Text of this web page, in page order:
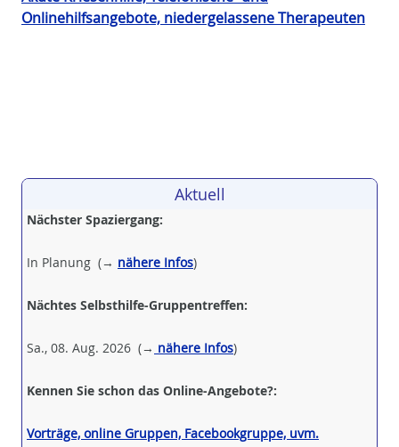
Onlinehilfsangebote, niedergelassene Therapeuten
Aktuell
Nächster Spaziergang:
In Planung (→ nähere Infos)
Nächtes Selbsthilfe-Gruppentreffen:
Sa., 08. Aug. 2026 (→ nähere Infos)
Kennen Sie schon das Online-Angebote?:
Vorträge, online Gruppen, Facebookgruppe, uvm.